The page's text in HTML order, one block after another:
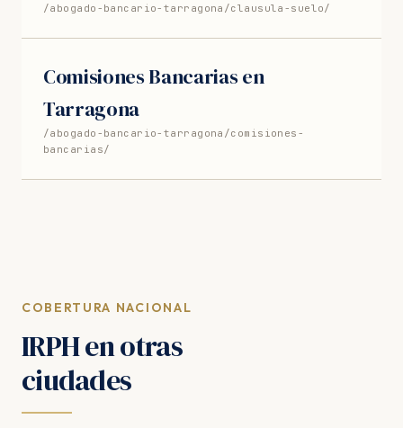
/abogado-bancario-tarragona/clausula-suelo/
Comisiones Bancarias en
Tarragona
/abogado-bancario-tarragona/comisiones-
bancarias/
COBERTURA NACIONAL
IRPH en otras
ciudades